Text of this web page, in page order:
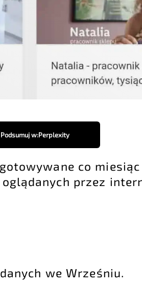
Podsumuj w:Perplexity
co
przez
we Wrześniu.